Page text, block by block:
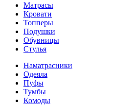
Матрасы
Кровати
Топперы
Подушки
Обувницы
Стулья
Наматрасники
Одеяла
Пуфы
Тумбы
Комоды